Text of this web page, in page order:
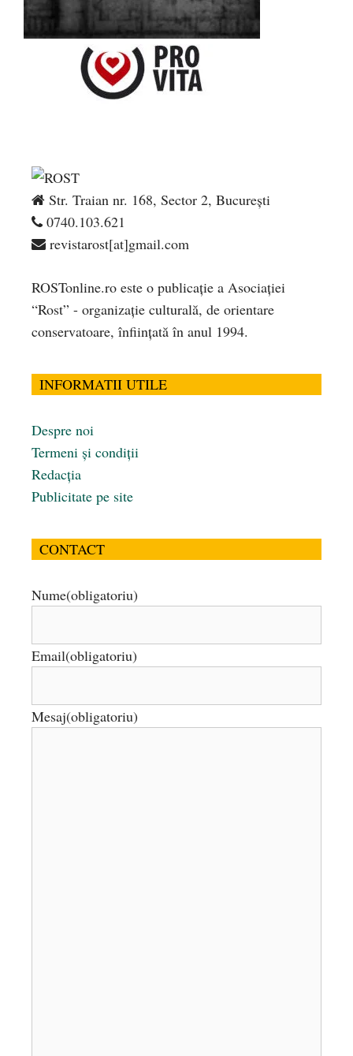
Str. Traian nr. 168, Sector 2, București
0740.103.621
revistarost[at]gmail.com
ROSTonline.ro este o publicaţie a Asociaţiei
“Rost” - organizaţie culturală, de orientare
conservatoare, înfiinţată în anul 1994.
INFORMATII UTILE
Despre noi
Termeni și condiții
Redacția
Publicitate pe site
CONTACT
Nume(obligatoriu)
Email(obligatoriu)
Mesaj(obligatoriu)